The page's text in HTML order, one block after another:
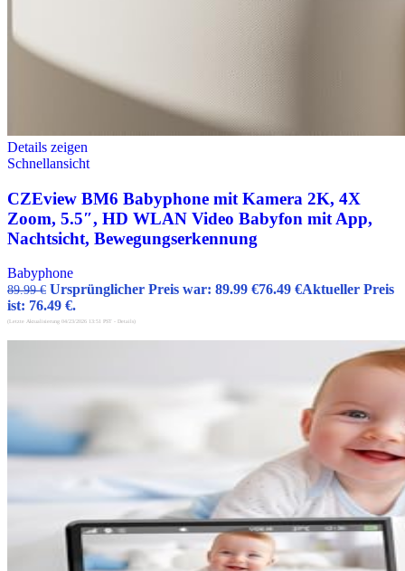
Details zeigen
Schnellansicht
CZEview BM6 Babyphone mit Kamera 2K, 4X
Zoom, 5.5″, HD WLAN Video Babyfon mit App,
Nachtsicht, Bewegungserkennung
Babyphone
89.99€ Ursprünglicher Preis war: 89.99 €76.49 €Aktueller Preis
ist: 76.49 €.
(Letzte Aktualisierung 04/23/2026 13:51 PST - Details)